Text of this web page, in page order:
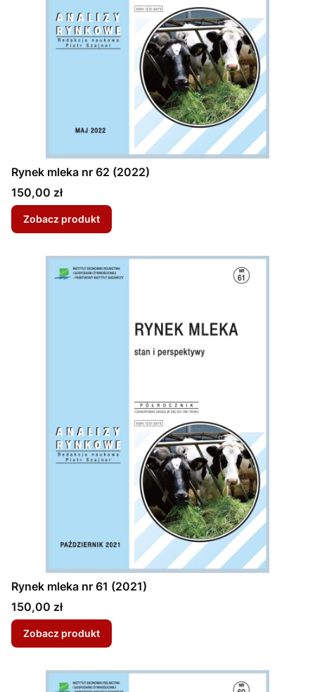
Rynek mleka nr 62 (2022)
Cena
150,00 zł
Zobacz produkt
Rynek mleka nr 61 (2021)
Cena
150,00 zł
Zobacz produkt